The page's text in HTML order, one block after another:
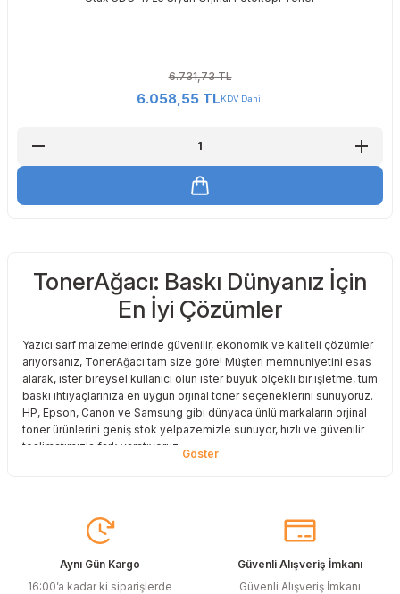
6.731,73 TL
6.058,55 TLKDV Dahil
TonerAğacı: Baskı Dünyanız İçin
En İyi Çözümler
Yazıcı sarf malzemelerinde güvenilir, ekonomik ve kaliteli çözümler
arıyorsanız, TonerAğacı tam size göre! Müşteri memnuniyetini esas
alarak, ister bireysel kullanıcı olun ister büyük ölçekli bir işletme, tüm
baskı ihtiyaçlarınıza en uygun orjinal toner seçeneklerini sunuyoruz.
HP, Epson, Canon ve Samsung gibi dünyaca ünlü markaların orjinal
toner ürünlerini geniş stok yelpazemizle sunuyor, hızlı ve güvenilir
teslimatımızla fark yaratıyoruz.
istiyorsunuz? O halde muadil toner çözümlerimize göz atmalısınız!
Muadil toner ürünlerimiz, orijinal kalitesine en yakın performansı
sunacak şekilde test edilmiştir. Böylece, baskı kalitenizden ödün
vermeden bütçenizi koruyabilirsiniz. Özellikle büyük hacimli
Aynı Gün Kargo
16:00’a kadar ki siparişlerde
Güvenli Alışveriş İmkanı
Güvenli Alışveriş İmkanı